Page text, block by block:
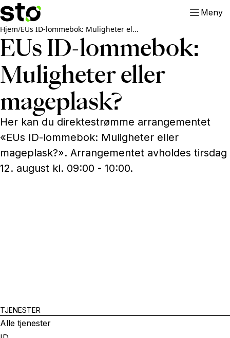
Meny
Hjem/EUs ID-lommebok: Muligheter el...
EUs ID-lommebok:
Muligheter eller
mageplask?
Her kan du direktestrømme arrangementet
«EUs ID-lommebok: Muligheter eller
mageplask?». Arrangementet avholdes tirsdag
12. august kl. 09:00 - 10:00.
TJENESTER
Alle tjenester